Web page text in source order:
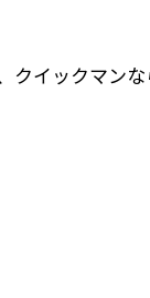
イックマン